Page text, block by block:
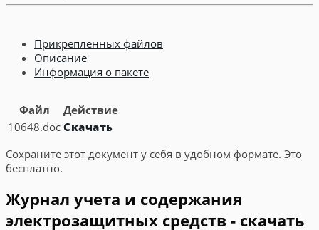
Прикрепленных файлов
Описание
Информация о пакете
Файл
Действие
10648.doc Скачать
Сохраните этот документ у себя в удобном формате. Это
бесплатно.
Журнал учета и содержания
электрозащитных средств - скачать